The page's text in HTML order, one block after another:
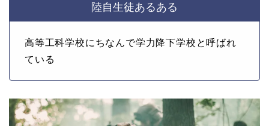
陸自生徒あるある
高等工科学校にちなんで学力降下学校と呼ばれ
ている